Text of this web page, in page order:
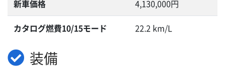
新車価格 4,130,000円
カタログ燃費10/15モード 22.2 km/L
装備